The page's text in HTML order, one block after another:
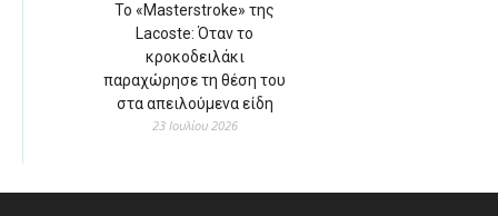
Το «Masterstroke» της
Lacoste: Όταν το
κροκοδειλάκι
παραχώρησε τη θέση του
στα απειλούμενα είδη
23 Ιουλίου 2026